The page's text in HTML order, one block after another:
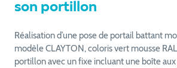
son portillon
Réalisation d’une pose de portail battant
modèle CLAYTON, coloris vert mousse
portillon avec un fixe incluant une boîte